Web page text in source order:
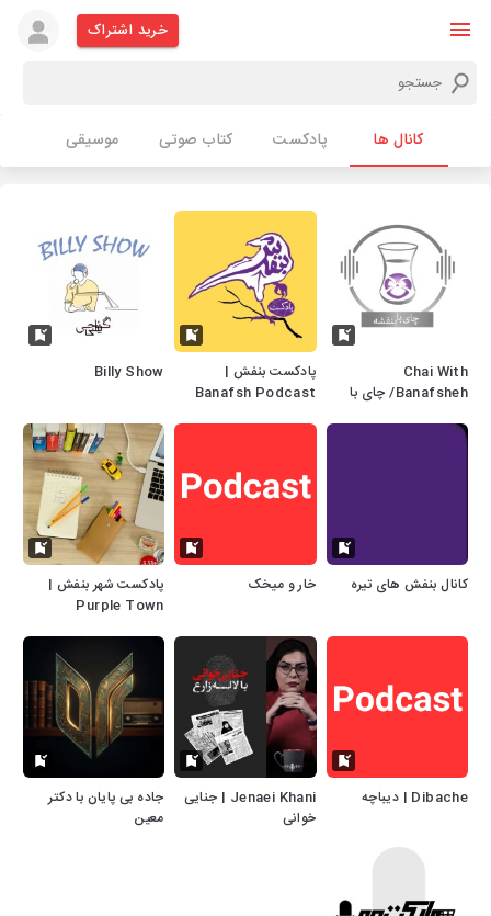
خرید اشتراک
کانال ها پادکست کتاب صوتی موسیقی
Chai With
Banafsheh/ چای با
پادکست بنفش |
Banafsh Podcast
Billy Show
کانال بنفش های تیره خار و میخک
پادکست شهر بنفش |
Purple Town
Dibache | دیباچه
Jenaei Khani | جنایی
خوانی
جاده بی پایان با دکتر
معین